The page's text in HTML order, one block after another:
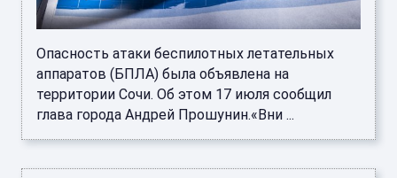
Опасность атаки беспилотных летательных
аппаратов (БПЛА) была объявлена на
территории Сочи. Об этом 17 июля сообщил
глава города Андрей Прошунин.«Вни ...